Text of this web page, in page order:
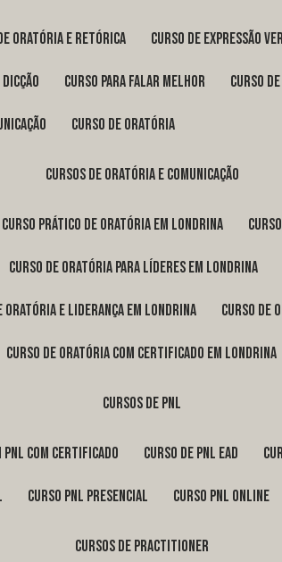
oratória e retórica curso de expressão
curso para falar melhor curso
curso de oratória
cursos de oratória e comunicação
curso prático de oratória em Londrina
curso de oratória para líderes em Londrina
oratória e liderança em Londrina curso de
curso de oratória com certificado em Londrina
cursos de pnl
pnl com certificado curso de pnl ead
curso pnl presencial curso pnl online
cursos de practitioner